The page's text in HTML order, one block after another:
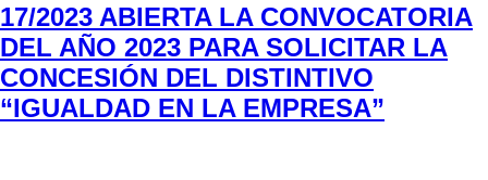
17/2023 ABIERTA LA CONVOCATORIA
DEL AÑO 2023 PARA SOLICITAR LA
CONCESIÓN DEL DISTINTIVO
“IGUALDAD EN LA EMPRESA”